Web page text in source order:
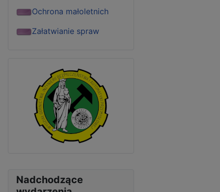
Nadchodzące
Ochrona małoletnich
Załatwianie spraw